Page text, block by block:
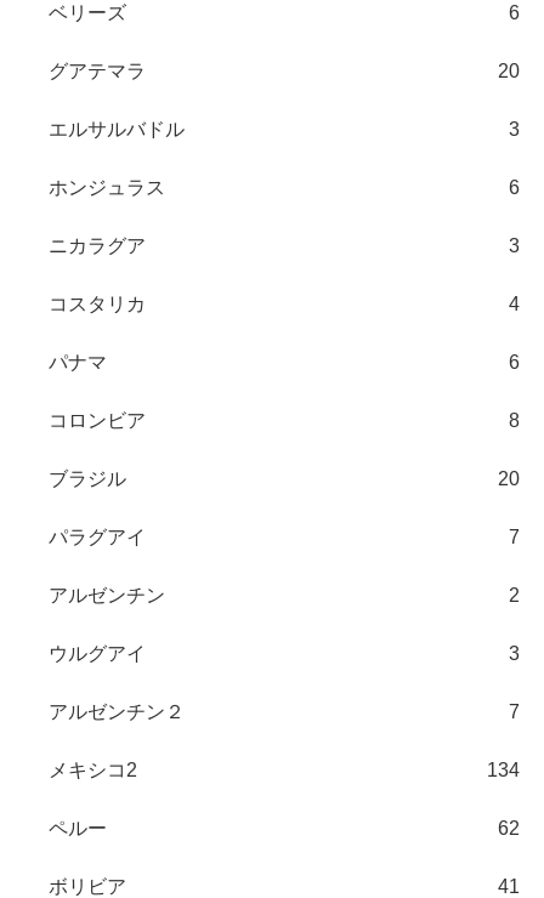
ベリーズ 6
グアテマラ 20
エルサルバドル 3
ホンジュラス 6
ニカラグア 3
コスタリカ 4
パナマ 6
コロンビア 8
ブラジル 20
パラグアイ 7
アルゼンチン 2
ウルグアイ 3
アルゼンチン２ 7
メキシコ2 134
ペルー 62
ボリビア 41